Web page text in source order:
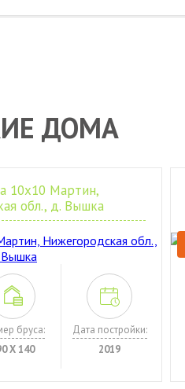
ДОМА
10х10 Мартин,
обл., д. Вышка
бруса:
Х 140
Дата постройки:
2019